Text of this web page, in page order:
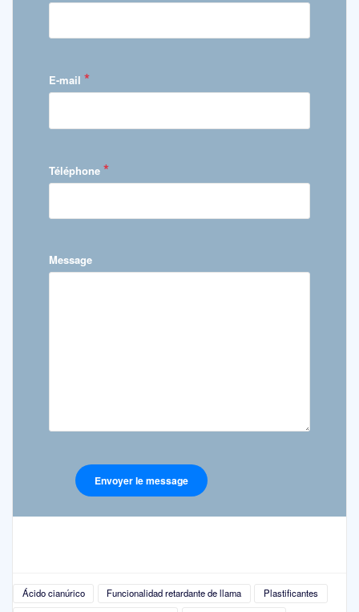
E-mail *
Téléphone *
Message
Ácido cianúrico Funcionalidad retardante de llama
Plastificantes